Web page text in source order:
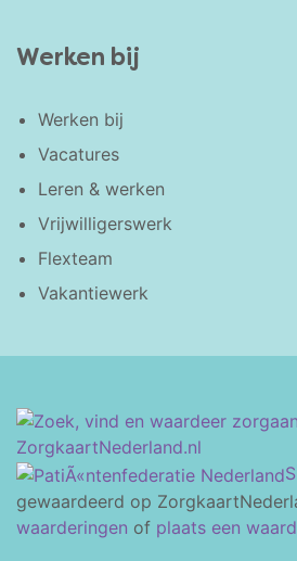
Werken bij
Werken bij
Vacatures
Leren & werken
Vrijwilligerswerk
Flexteam
Vakantiewerk
gewaardeerd op
waarderingen of plaats een